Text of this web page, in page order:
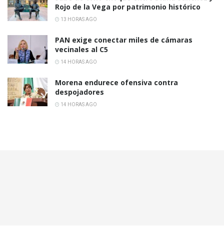
Rojo de la Vega por patrimonio histórico
13 HORAS AGO
PAN exige conectar miles de cámaras
vecinales al C5
14 HORAS AGO
Morena endurece ofensiva contra
despojadores
14 HORAS AGO